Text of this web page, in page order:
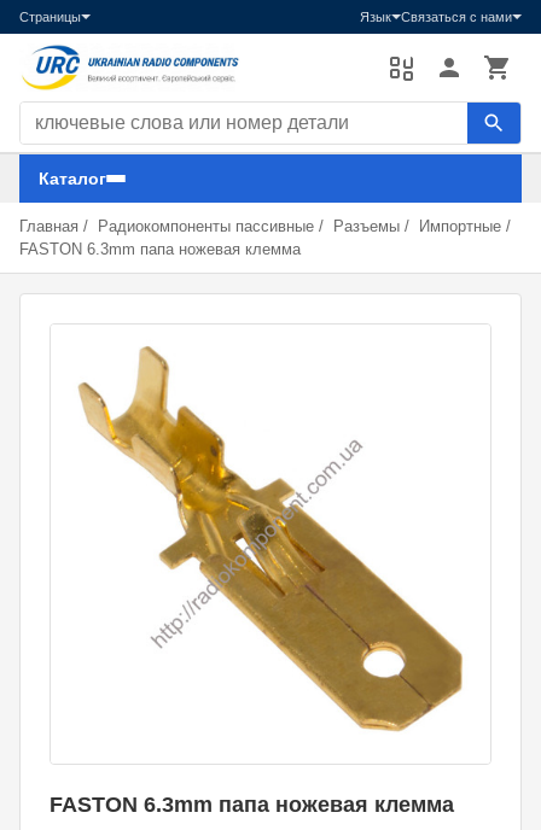
Страницы Язык Связаться с нами
Каталог
Главная / Радиокомпоненты пассивные / Разъемы / Импортные /
FASTON 6.3mm папа ножевая клемма
FASTON 6.3mm папа ножевая клемма